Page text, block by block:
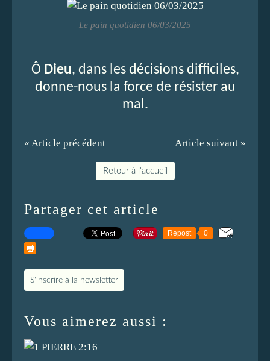
Le pain quotidien 06/03/2025
Ô Dieu, dans les décisions difficiles,
donne-nous la force de résister au
mal.
« Article précédent Article suivant »
Retour à l'accueil
Partager cet article
Repost 0
S'inscrire à la newsletter
Vous aimerez aussi :